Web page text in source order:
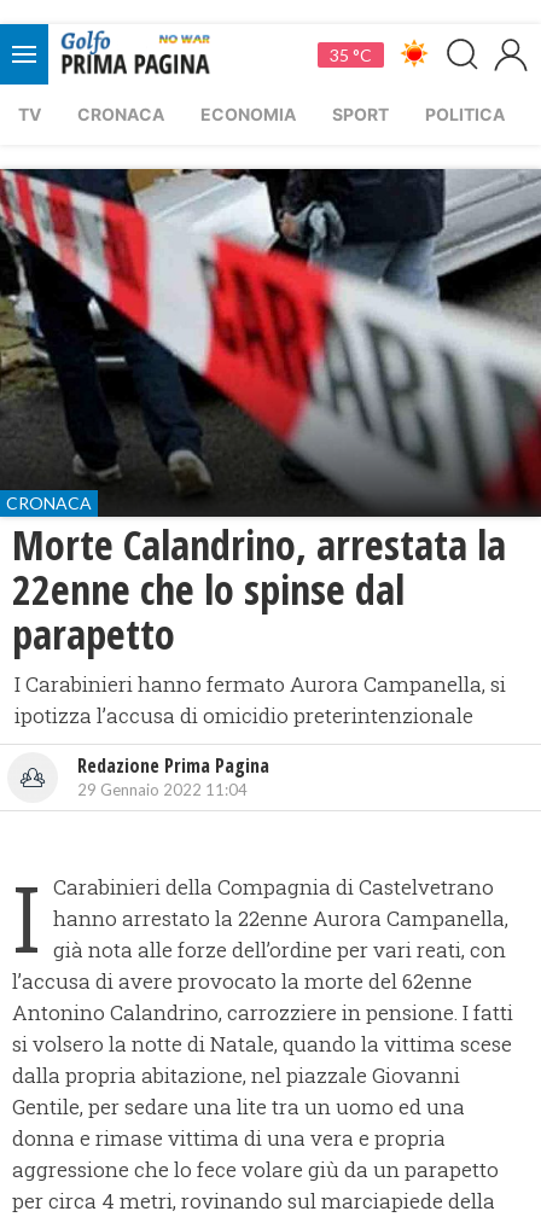
35 °C
TV CRONACA ECONOMIA SPORT POLITICA
CRONACA
Morte Calandrino, arrestata la
22enne che lo spinse dal
parapetto
I Carabinieri hanno fermato Aurora Campanella, si
ipotizza l’accusa di omicidio preterintenzionale
Redazione Prima Pagina
29 Gennaio 2022 11:04
I Carabinieri della Compagnia di Castelvetrano
hanno arrestato la 22enne Aurora Campanella,
già nota alle forze dell’ordine per vari reati, con
l’accusa di avere provocato la morte del 62enne
Antonino Calandrino, carrozziere in pensione. I fatti
si volsero la notte di Natale, quando la vittima scese
dalla propria abitazione, nel piazzale Giovanni
Gentile, per sedare una lite tra un uomo ed una
donna e rimase vittima di una vera e propria
aggressione che lo fece volare giù da un parapetto
per circa 4 metri, rovinando sul marciapiede della